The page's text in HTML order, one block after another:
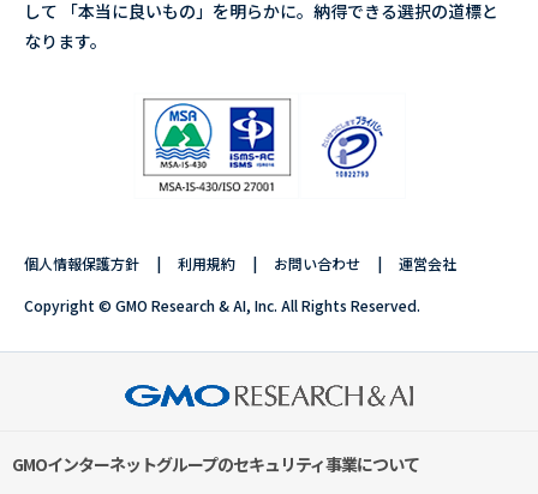
して 「本当に良いもの」を明らかに。納得できる選択の道標と
なります。
個人情報保護方針 利用規約 お問い合わせ 運営会社
Copyright © GMO Research & AI, Inc. All Rights Reserved.
GMOインターネットグループのセキュリティ事業について